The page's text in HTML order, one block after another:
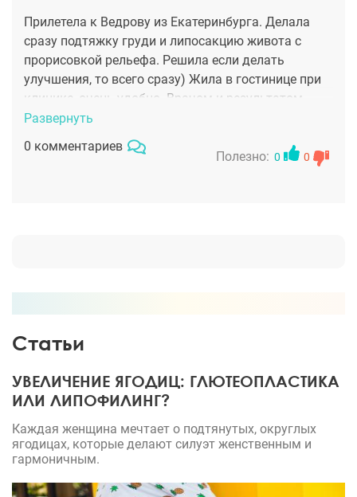
Прилетела к Ведрову из Екатеринбурга. Делала
сразу подтяжку груди и липосакцию живота с
прорисовкой рельефа. Решила если делать
улучшения, то всего сразу) Жила в гостинице при
клинике, очень удобно. Врачом и результатом
довольна максимально. Артур Олегович (он тоже в
команде) составил мне персональную программу
восстановления с упражнениями. Он сам врач и
Развернуть
0 комментариев
Полезно: 0 0
Статьи
УВЕЛИЧЕНИЕ ЯГОДИЦ: ГЛЮТЕОПЛАСТИКА
ИЛИ ЛИПОФИЛИНГ?
Каждая женщина мечтает о подтянутых, округлых
ягодицах, которые делают силуэт женственным и
гармоничным.